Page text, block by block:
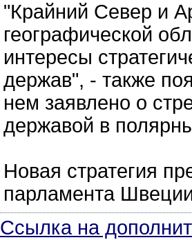
"Крайний Север и
географической
интересы
держав", - также
нем заявлено о
державой в
Новая стратегия
парламента
Ссылка на